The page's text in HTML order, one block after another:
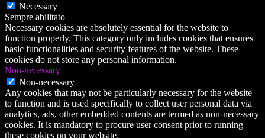
Necessary
Sempre abilitato
Necessary cookies are absolutely essential for the website to
function properly. This category only includes cookies that ensures
basic functionalities and security features of the website. These
cookies do not store any personal information.
Non-necessary
Non-necessary
Any cookies that may not be particularly necessary for the website
to function and is used specifically to collect user personal data via
analytics, ads, other embedded contents are termed as non-necessary
cookies. It is mandatory to procure user consent prior to running
these cookies on your website.